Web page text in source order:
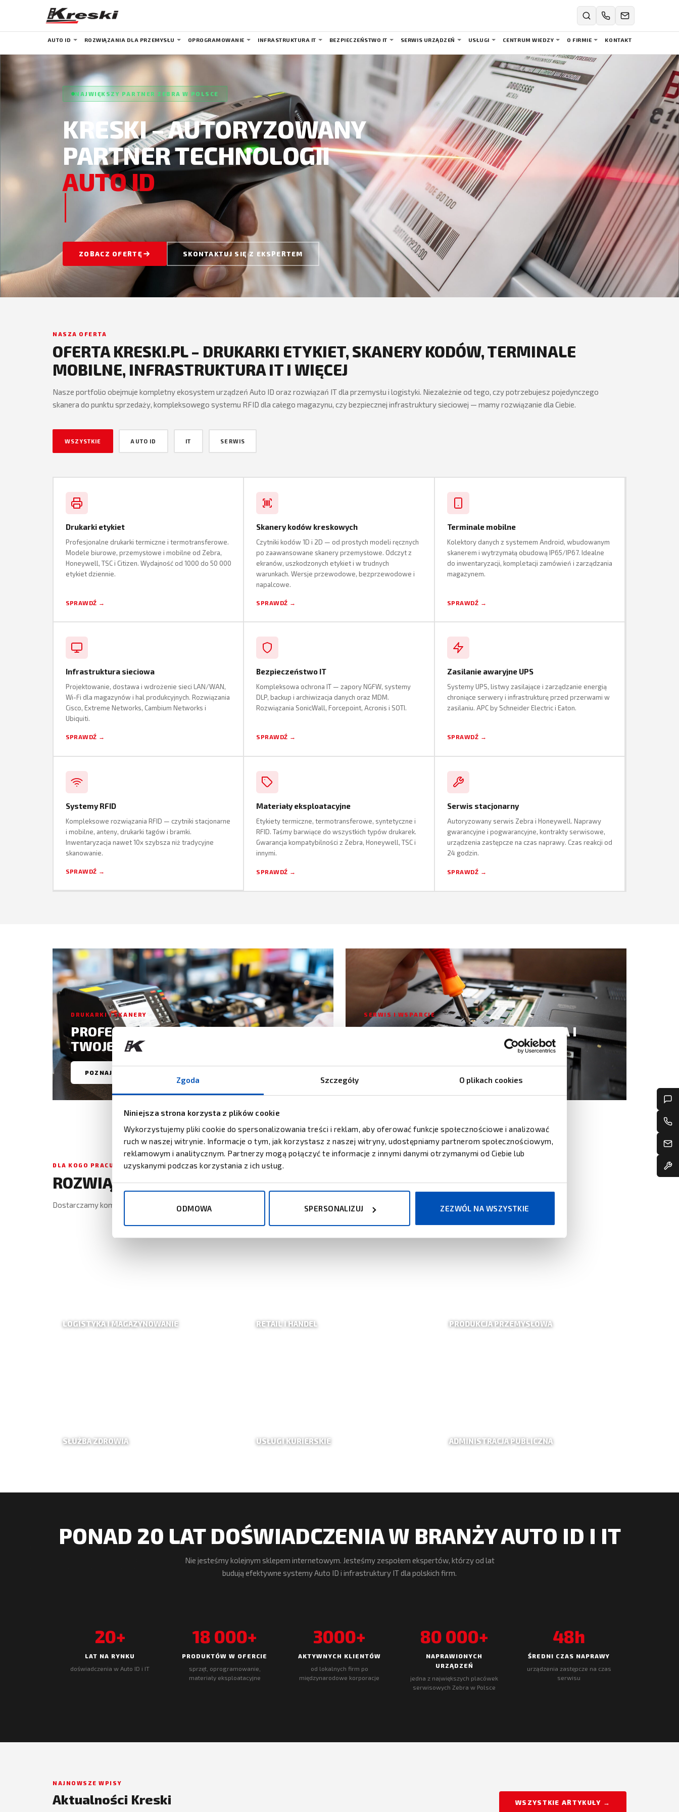
Zgoda Szczegóły O plikach cookies
Niniejsza strona korzysta z plików cookie
Wykorzystujemy pliki cookie do spersonalizowania treści i reklam, aby oferować funkcje społecznościowe i analizować
ruch w naszej witrynie. Informacje o tym, jak korzystasz z naszej witryny, udostępniamy partnerom społecznościowym,
reklamowym i analitycznym. Partnerzy mogą połączyć te informacje z innymi danymi otrzymanymi od Ciebie lub
uzyskanymi podczas korzystania z ich usług.
ODMOWA SPERSONALIZUJ ZEZWÓL NA WSZYSTKIE
AUTO ID ROZWIĄZANIA DLA PRZEMYSŁU OPROGRAMOWANIE INFRASTRUKTURA IT BEZPIECZEŃSTWO IT SERWIS URZĄDZEŃ USŁUGI CENTRUM WIEDZY O FIRMIE KONTAKT
NAJWIĘKSZY PARTNER ZEBRA W POLSCE
KRESKI – AUTORYZOWANY
PARTNER TECHNOLOGII
AUTO ID
DLA MAGAZYNU I
ZOBACZ OFERTĘ SKONTAKTUJ SIĘ Z EKSPERTEM
NASZA OFERTA
OFERTA KRESKI.PL – DRUKARKI ETYKIET, SKANERY KODÓW, TERMINALE
MOBILNE, INFRASTRUKTURA IT I WIĘCEJ
Nasze portfolio obejmuje kompletny ekosystem urządzeń Auto ID oraz rozwiązań IT dla przemysłu i logistyki. Niezależnie od tego, czy potrzebujesz pojedynczego
skanera do punktu sprzedaży, kompleksowego systemu RFID dla całego magazynu, czy bezpiecznej infrastruktury sieciowej — mamy rozwiązanie dla Ciebie.
WSZYSTKIE AUTO ID IT SERWIS
Drukarki etykiet
Profesjonalne drukarki termiczne i termotransferowe.
Modele biurowe, przemysłowe i mobilne od Zebra,
Honeywell, TSC i Citizen. Wydajność od 1000 do 50 000
etykiet dziennie.
SPRAWDŹ →
Skanery kodów kreskowych
Czytniki kodów 1D i 2D — od prostych modeli ręcznych
po zaawansowane skanery przemysłowe. Odczyt z
ekranów, uszkodzonych etykiet i w trudnych
warunkach. Wersje przewodowe, bezprzewodowe i
napalcowe.
SPRAWDŹ →
Terminale mobilne
Kolektory danych z systemem Android, wbudowanym
skanerem i wytrzymałą obudową IP65/IP67. Idealne
do inwentaryzacji, kompletacji zamówień i zarządzania
magazynem.
SPRAWDŹ →
Infrastruktura sieciowa
Projektowanie, dostawa i wdrożenie sieci LAN/WAN,
Wi-Fi dla magazynów i hal produkcyjnych. Rozwiązania
Cisco, Extreme Networks, Cambium Networks i
Ubiquiti.
SPRAWDŹ →
Bezpieczeństwo IT
Kompleksowa ochrona IT — zapory NGFW, systemy
DLP, backup i archiwizacja danych oraz MDM.
Rozwiązania SonicWall, Forcepoint, Acronis i SOTI.
SPRAWDŹ →
Zasilanie awaryjne UPS
Systemy UPS, listwy zasilające i zarządzanie energią
chroniące serwery i infrastrukturę przed przerwami w
zasilaniu. APC by Schneider Electric i Eaton.
SPRAWDŹ →
Systemy RFID
Kompleksowe rozwiązania RFID — czytniki stacjonarne
i mobilne, anteny, drukarki tagów i bramki.
Inwentaryzacja nawet 10x szybsza niż tradycyjne
skanowanie.
SPRAWDŹ →
Materiały eksploatacyjne
Etykiety termiczne, termotransferowe, syntetyczne i
RFID. Taśmy barwiące do wszystkich typów drukarek.
Gwarancja kompatybilności z Zebra, Honeywell, TSC i
innymi.
SPRAWDŹ →
Serwis stacjonarny
Autoryzowany serwis Zebra i Honeywell. Naprawy
gwarancyjne i pogwarancyjne, kontrakty serwisowe,
urządzenia zastępcze na czas naprawy. Czas reakcji od
24 godzin.
SPRAWDŹ →
DRUKARKI I SKANERY
PROFESJONALNE URZĄDZENIA DLA
TWOJEGO BIZNESU
POZNAJ OFERTĘ →
SERWIS I WSPARCIE
AUTORYZOWANY SERWIS ZEBRA I
DLA KOGO PRACUJEMY
ROZWIĄZANIA WEDŁUG BRANŻY
Dostarczamy kompletne rozwiązania dopasowane do specyfiki każdego sektora.
LOGISTYKA I MAGAZYNOWANIE RETAIL I HANDEL PRODUKCJA PRZEMYSŁOWA
SŁUŻBA ZDROWIA USŁUGI KURIERSKIE ADMINISTRACJA PUBLICZNA
PONAD 20 LAT DOŚWIADCZENIA W BRANŻY AUTO ID I IT
Nie jesteśmy kolejnym sklepem internetowym. Jesteśmy zespołem ekspertów, którzy od lat
budują efektywne systemy Auto ID i infrastruktury IT dla polskich firm.
20+
LAT NA RYNKU
doświadczenia w Auto ID i IT
18 000+
PRODUKTÓW W OFERCIE
sprzęt, oprogramowanie,
materiały eksploatacyjne
3000+
AKTYWNYCH KLIENTÓW
od lokalnych firm po
międzynarodowe korporacje
80 000+
NAPRAWIONYCH
URZĄDZEŃ
jedna z największych placówek
serwisowych Zebra w Polsce
48h
ŚREDNI CZAS NAPRAWY
urządzenia zastępcze na czas
serwisu
NAJNOWSZE WPISY
Aktualności Kreski WSZYSTKIE ARTYKUŁY →